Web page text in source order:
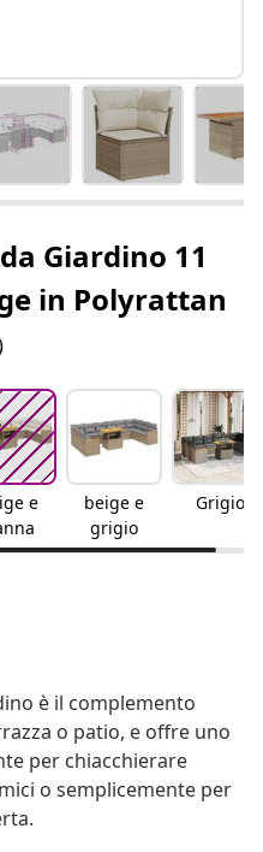
Giardino 11
in Polyrattan
e
beige e
grigio
Grigio
è il complemento
o patio, e offre uno
per chiacchierare
o semplicemente per